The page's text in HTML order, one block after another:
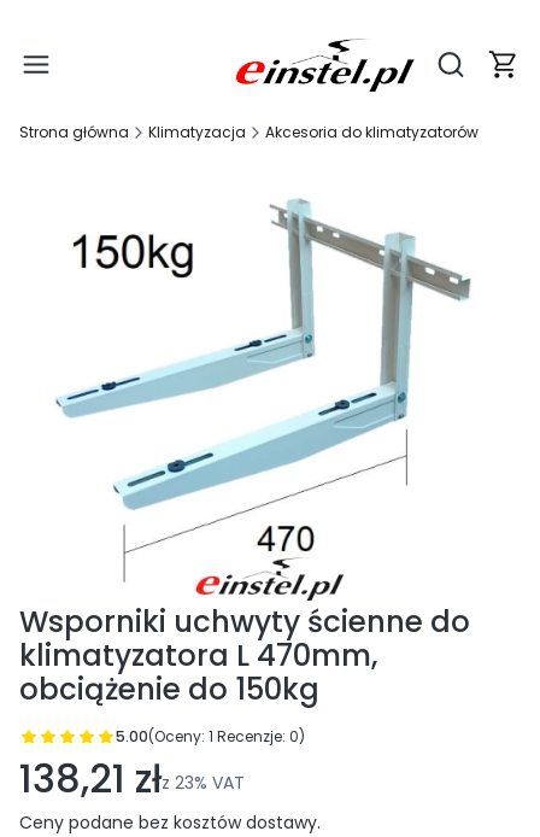
Otwórz
Strona główna Klimatyzacja Akcesoria do klimatyzatorów
Wsporniki uchwyty ścienne do
klimatyzatora L 470mm,
obciążenie do 150kg
5.00(Oceny: 1 Recenzje: 0)
Przejdź do sekcji Opinie
138,21 złz 23% VAT
Ceny podane bez kosztów dostawy.